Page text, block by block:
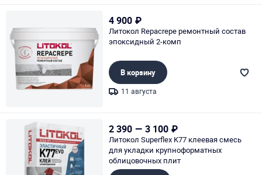
4 900 ₽
Литокол Repacrepe ремонтный состав
эпоксидный 2-комп
В корзину
11 августа
2 390 — 3 100 ₽
Литокол Superflex K77 клеевая смесь
для укладки крупноформатных
облицовочных плит